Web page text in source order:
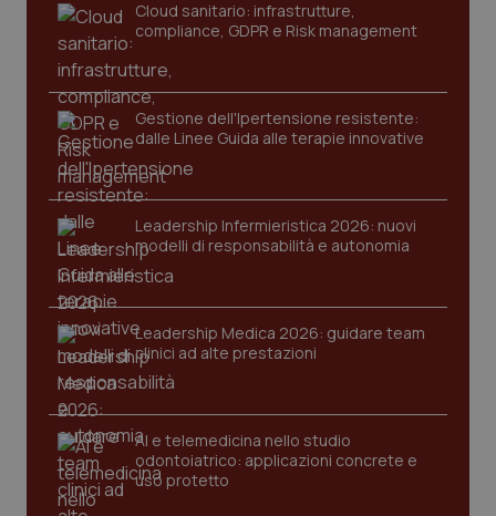
Cloud sanitario: infrastrutture,
compliance, GDPR e Risk management
Gestione dell'Ipertensione resistente:
dalle Linee Guida alle terapie innovative
Leadership Infermieristica 2026: nuovi
modelli di responsabilità e autonomia
Leadership Medica 2026: guidare team
clinici ad alte prestazioni
AI e telemedicina nello studio
odontoiatrico: applicazioni concrete e
uso protetto
navigazione sulle pagine e l'accesso alle aree
protette del sito. Il sito web non è in grado di
funzionare correttamente senza questi cookie.
Nome
VISITOR_PRIVACY_METADATA
YouTube
.youtube.com
CookieScriptConsent
CookieScript